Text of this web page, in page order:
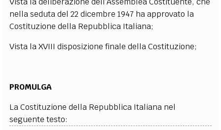
EXTRA
CODICI RUBRICHE LIBRI PROCEEDINGS PUBBLICITÀ
nella seduta del 22 dicembre 1947 ha approvato la
Costituzione della Repubblica Italiana;
Vista la XVIII disposizione finale della Costituzione;
PROMULGA
La Costituzione della Repubblica Italiana nel
seguente testo: